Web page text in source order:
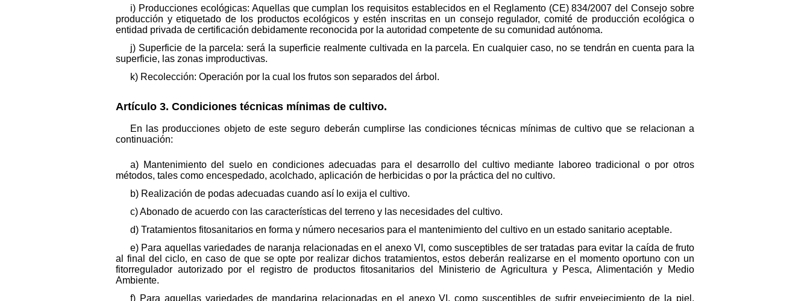
i) Producciones ecológicas: Aquellas que cumplan los requisitos establecidos en el Reglamento (CE) 834/2007 del Consejo sobre
producción y etiquetado de los productos ecológicos y estén inscritas en un consejo regulador, comité de producción ecológica o
entidad privada de certificación debidamente reconocida por la autoridad competente de su comunidad autónoma.
j) Superficie de la parcela: será la superficie realmente cultivada en la parcela. En cualquier caso, no se tendrán en cuenta para la
superficie, las zonas improductivas.
k) Recolección: Operación por la cual los frutos son separados del árbol.
Artículo 3. Condiciones técnicas mínimas de cultivo.
En las producciones objeto de este seguro deberán cumplirse las condiciones técnicas mínimas de cultivo que se relacionan a
continuación:
a) Mantenimiento del suelo en condiciones adecuadas para el desarrollo del cultivo mediante laboreo tradicional o por otros
métodos, tales como encespedado, acolchado, aplicación de herbicidas o por la práctica del no cultivo.
b) Realización de podas adecuadas cuando así lo exija el cultivo.
c) Abonado de acuerdo con las características del terreno y las necesidades del cultivo.
d) Tratamientos fitosanitarios en forma y número necesarios para el mantenimiento del cultivo en un estado sanitario aceptable.
e) Para aquellas variedades de naranja relacionadas en el anexo VI, como susceptibles de ser tratadas para evitar la caída de fruto
al final del ciclo, en caso de que se opte por realizar dichos tratamientos, estos deberán realizarse en el momento oportuno con un
fitorregulador autorizado por el registro de productos fitosanitarios del Ministerio de Agricultura y Pesca, Alimentación y Medio
Ambiente.
f) Para aquellas variedades de mandarina relacionadas en el anexo VI, como susceptibles de sufrir envejecimiento de la piel,